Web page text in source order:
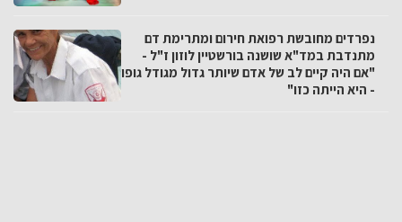
נפרדים מחובשת רפואת חירום ומתרימת דם
מתנדבת במד"א שושנה בורשטיין לוזון ז"ל -
"אם היה קיים לב של אדם שיותר גדול מגודל גופו
- היא הייתה כזו"